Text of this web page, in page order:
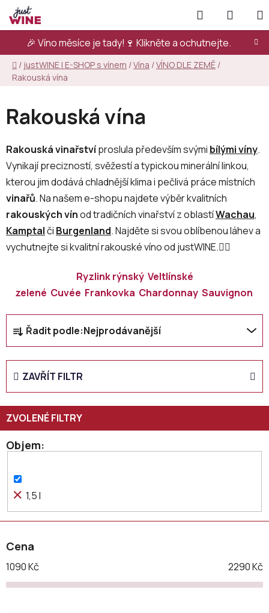
Přejít
na
obsah
🎉 Víno měsíce je tady!🍷 Klikněte a ochutnejte.
Hledat
KOŠÍK
Domů
/ justWINE | E-SHOP s vínem /Vína /VÍNO DLE ZEMĚ /
Rakouská vína
Rakouská vína
Rakouská vinařstvíproslula především svými bílými víny.
Vynikají precizností, svěžestí a typickou minerální linkou,
kterou jim dodává chladnější klima i pečlivá práce místních
vinařů. Na našem e-shopu najdete výběr kvalitních
rakouských vínod tradičních vinařství z oblastíWachau,
Kamptalči Burgenland. Najděte si svou oblíbenou láhev a
vychutnejte si kvalitní rakouské víno od justWINE.👇🏻
Ryzlink rýnský Veltlínské
zelené Cuvée Frankovka Chardonnay Sauvignon
Ř
a
z
n
p
r
o
u
t
ů
Řadit podle:Nejprodávanější
ZAVŘÍT FILTR
Objem
1,5 l
Cena
1090Kč 2290Kč